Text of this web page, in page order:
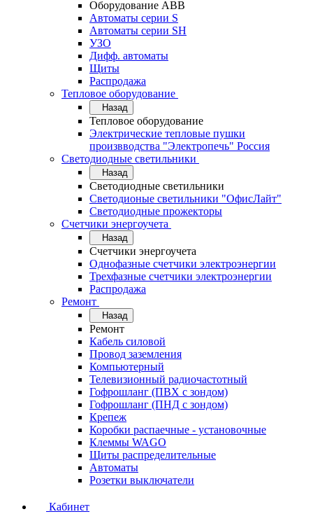
Оборудование АВВ
Автоматы серии S
Автоматы серии SH
УЗО
Дифф. автоматы
Щиты
Распродажа
Тепловое оборудование
Назад
Тепловое оборудование
Электрические тепловые пушки
произвводства "Электропечь" Россия
Светодиодные светильники
Назад
Светодиодные светильники
Светодионые светильники "ОфисЛайт"
Светодиодные прожекторы
Счетчики энергоучета
Назад
Счетчики энергоучета
Однофазные счетчики электроэнергии
Трехфазные счетчики электроэнергии
Распродажа
Ремонт
Назад
Ремонт
Кабель силовой
Провод заземления
Компьютерный
Телевизионный радиочастотный
Гофрошланг (ПВХ с зондом)
Гофрошланг (ПНД с зондом)
Крепеж
Коробки распаечные - установочные
Клеммы WAGO
Щиты распределительные
Автоматы
Розетки выключатели
Кабинет